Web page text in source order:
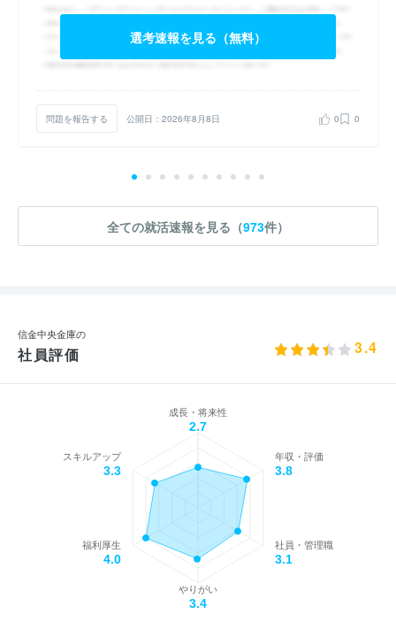
選考速報を見る（無料）
問題を報告する 公開日：2026年8月8日 0 0
全ての就活速報を見る（973件）
信金中央金庫の
社員評価 3.4
成長・将来性
2.7
年収・評価
3.8
社員・管理職
3.1
やりがい
3.4
福利厚生
4.0
スキルアップ
3.3